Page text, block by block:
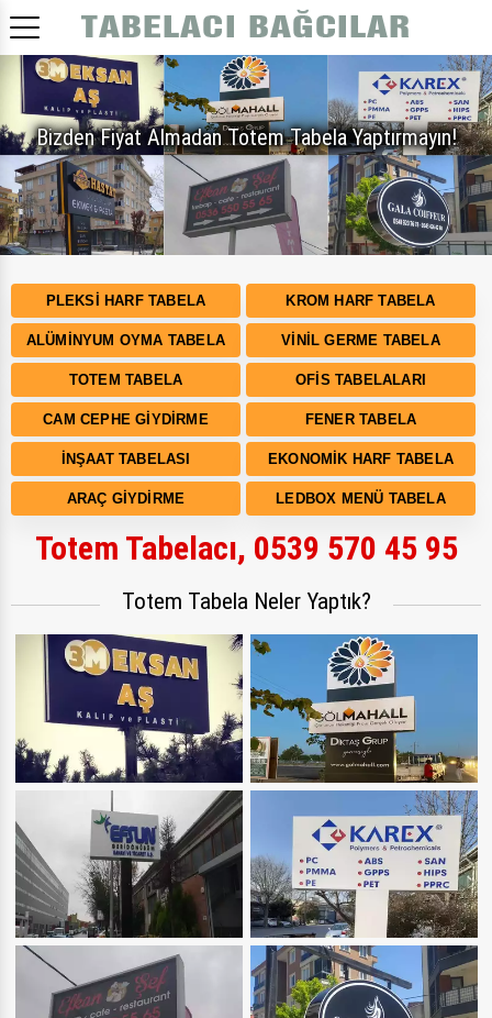
Bizden Fiyat Almadan Totem Tabela Yaptırmayın!
PLEKSI HARF TABELA KROM HARF TABELA
ALÜMINYUM OYMA TABELA VINIL GERME TABELA
TOTEM TABELA OFIS TABELALARI
CAM CEPHE GIYDIRME FENER TABELA
İNŞAAT TABELASI EKONOMIK HARF TABELA
ARAÇ GIYDIRME LEDBOX MENÜ TABELA
Totem Tabelacı, 0539 570 45 95
Totem Tabela Neler Yaptık?